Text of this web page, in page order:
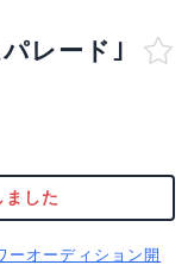
レード｣
した
ーオーディション開